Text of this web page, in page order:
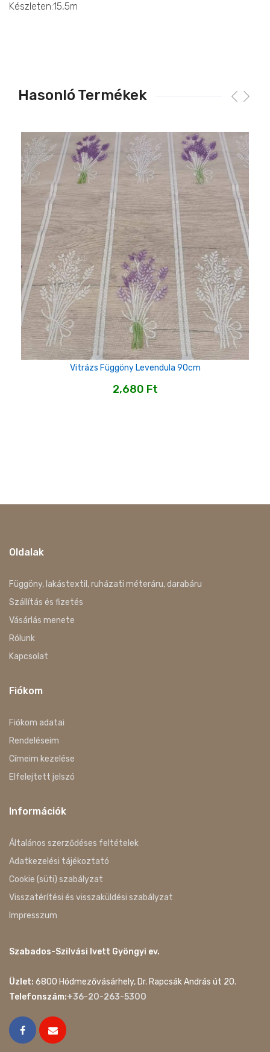
Készleten:15,5m
Hasonló Termékek
Vitrázs Függöny Levendula 90cm
2,680 Ft
Oldalak
Függöny, lakástextil, ruházati méteráru, darabáru
Szállítás és fizetés
Vásárlás menete
Rólunk
Kapcsolat
Fiókom
Fiókom adatai
Rendeléseim
Címeim kezelése
Elfelejtett jelszó
Információk
Általános szerződéses feltételek
Adatkezelési tájékoztató
Cookie (süti) szabályzat
Visszatérítési és visszaküldési szabályzat
Impresszum
Szabados-Szilvási Ivett Gyöngyi ev.
Üzlet: 6800 Hódmezővásárhely, Dr. Rapcsák András út 20.
Telefonszám:+36-20-263-5300